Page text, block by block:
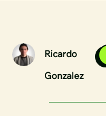
Ricardo
Gonzalez